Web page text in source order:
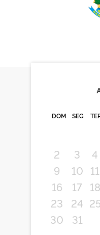
DOM SEG
2
3 4
9
10 11
16
17 18
23
24 25
30
31